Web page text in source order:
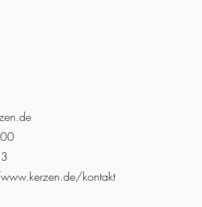
kontakt